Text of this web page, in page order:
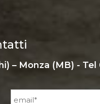
– Monza (MB) - Tel